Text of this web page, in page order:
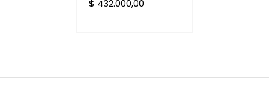
$ 432.000,00